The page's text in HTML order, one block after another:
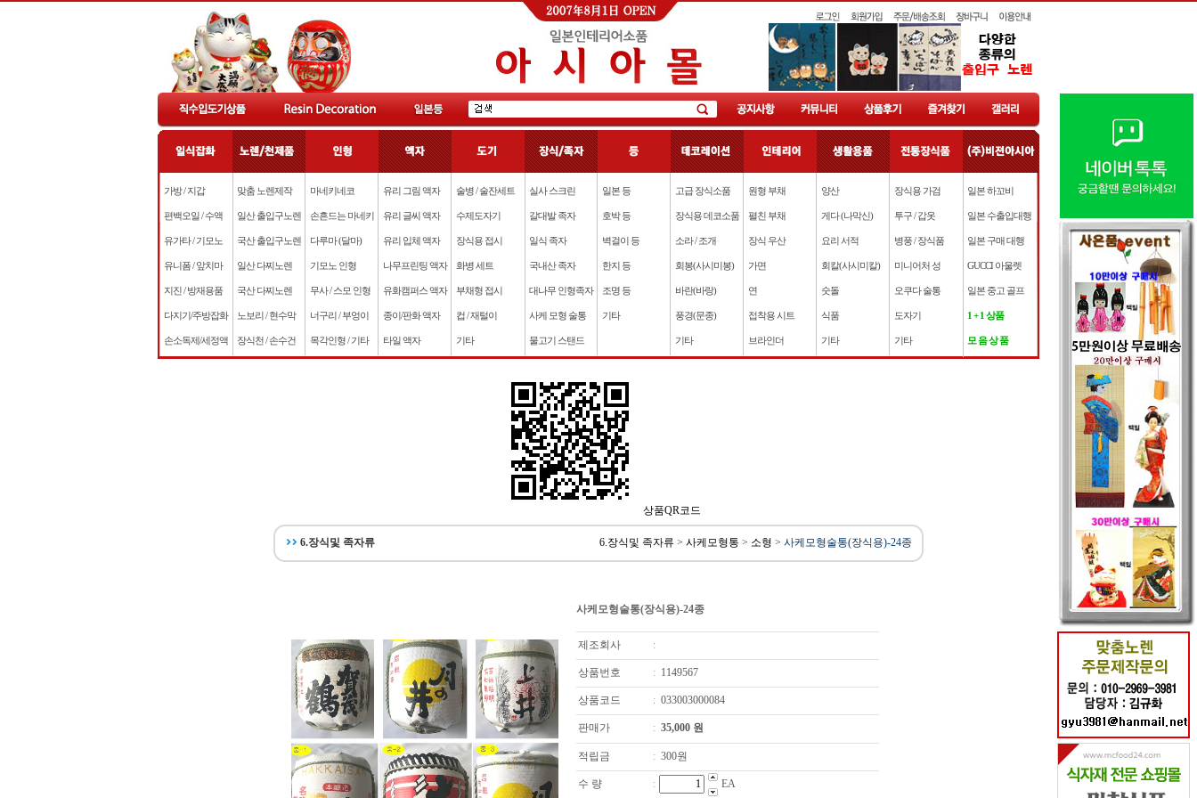
가방 / 지갑
편백오일 / 수액
유가타 / 기모노
유니폼 / 앞치마
지진 / 방재용품
다지기/주방잡화
손소독제/세정액
맞춤 노렌제작
일산 출입구노렌
국산 출입구노렌
일산 다찌노렌
국산 다찌노렌
노보리 / 현수막
장식천 / 손수건
마네키네코
손흔드는 마네키
다루마 (달마)
기모노 인형
무사 / 스모 인형
너구리 / 부엉이
목각인형 / 기타
유리 그림 액자
유리 글씨 액자
유리 입체 액자
나무프린팅 액자
유화캠퍼스 액자
종이/판화 액자
타일 액자
술병 / 술잔세트
수제도자기
장식용 접시
화병 세트
부채형 접시
컵 / 재털이
기타
실사 스크린
갈대발 족자
일식 족자
국내산 족자
대나무 인형족자
사케 모형 술통
물고기 스탠드
일본 등
호박 등
벽걸이 등
한지 등
조명 등
기타
고급 장식소품
장식용 데코소품
소라 / 조개
회봉(사시미봉)
바란(바랑)
풍경(문종)
기타
원형 부채
펼친 부채
장식 우산
가면
연
접착용 시트
브라인더
양산
게다 (나막신)
요리 서적
회칼(사시미칼)
숫돌
식품
기타
장식용 가검
투구 / 갑옷
병풍 / 장식품
미니어처 성
오쿠다 술통
도자기
기타
일본 하꼬비
일본 수출입대행
일본 구매 대행
GUCCI 아울렛
일본 중고 골프
1 + 1 상품
모 음 상 품
상품QR코드
6.장식및 족자류 6.장식및 족자류 > 사케모형통 > 소형 > 사케모형술통(장식용)-24종
사케모형술통(장식용)-24종
제조회사 :
상품번호 : 1149567
상품코드 : 033003000084
판매가 : 35,000 원
적립금 : 300원
수 량 : EA